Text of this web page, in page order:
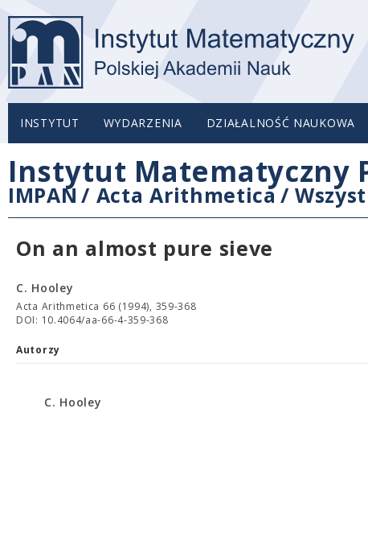
INSTYTUT WYDARZENIA DZIAŁALNOŚĆ NAUKOWA
Instytut Matematyczny
IMPAN / Acta Arithmetica/
On an almost pure sieve
C. Hooley
Acta Arithmetica 66 (1994), 359-368
DOI: 10.4064/aa-66-4-359-368
Autorzy
C. Hooley